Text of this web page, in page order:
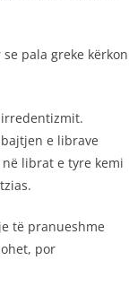
pala greke kërkon
e librave
librat e tyre kemi
të pranueshme
por